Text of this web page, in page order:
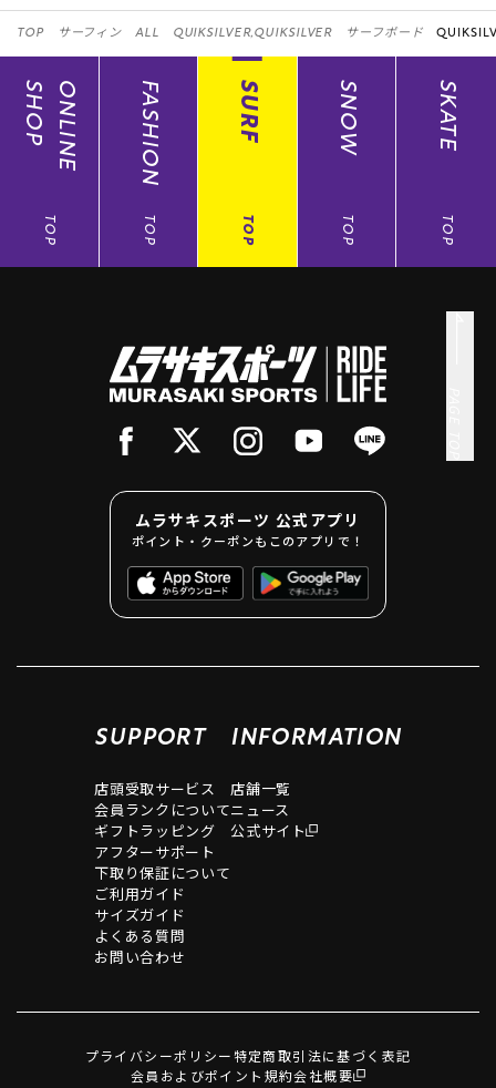
TOP サーフィン ALL QUIKSILVER,QUIKSILVER サーフボード
ONLINE
SHOP
TOP
FASHION
TOP
SURF
TOP
SNOW
TOP
SKATE
TOP
ムラサキスポーツ 公式アプリ
ポイント・クーポンもこのアプリで！
SUPPORT
店頭受取サービス
会員ランクについて
ギフトラッピング
アフターサポート
下取り保証について
ご利用ガイド
サイズガイド
よくある質問
お問い合わせ
INFORMATION
店舗一覧
ニュース
公式サイト
プライバシーポリシー特定商取引法に基づく表記
会員およびポイント規約会社概要